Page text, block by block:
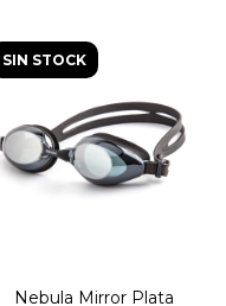
SIN STOCK
Nebula Mirror Plata